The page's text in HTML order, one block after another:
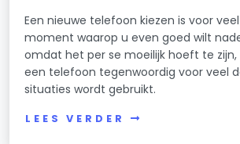
Een nieuwe telefoon kiezen is voor
moment waarop u even goed wilt
omdat het per se moeilijk hoeft te
een telefoon tegenwoordig voor veel
situaties wordt gebruikt.
LEES VERDER